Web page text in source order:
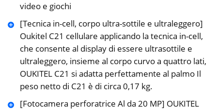
video e giochi
[Tecnica in-cell, corpo ultra-sottile e ultraleggero]
Oukitel C21 cellulare applicando la tecnica in-cell,
che consente al display di essere ultrasottile e
ultraleggero, insieme al corpo curvo a quattro lati,
OUKITEL C21 si adatta perfettamente al palmo Il
peso netto di C21 è di circa 0,17 kg.
[Fotocamera perforatrice Al da 20 MP] OUKITEL